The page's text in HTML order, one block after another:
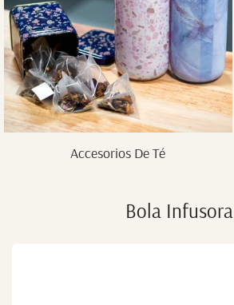
Accesorios De Té
Bola Infusora